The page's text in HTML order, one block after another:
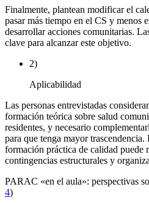
Finalmente, plantean modificar el
pasar más tiempo en el CS y menos
desarrollar acciones comunitarias.
clave para alcanzar este objetivo.
2)
Aplicabilidad
Las personas entrevistadas
formación teórica sobre salud
residentes, y necesario
para que tenga mayor
formación práctica de calidad puede
contingencias estructurales y
PARAC «en el aula»: perspectivas
4)